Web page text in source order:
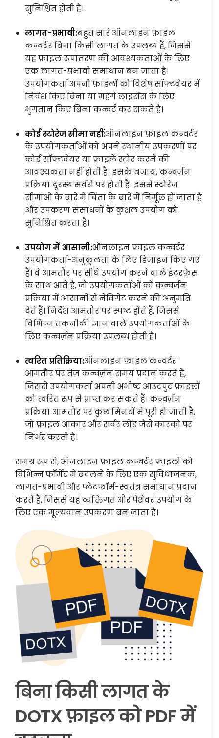
सुनिश्चित होती है।
लागत-प्रभावी:बहुत सारे ऑनलाइन फ़ाइल
कन्वर्टर बिना किसी लागत के उपलब्ध हैं, जिससे
यह फ़ाइल रूपांतरण की आवश्यकताओं के लिए
एक लागत-प्रभावी समाधान बन जाता है।
उपयोगकर्ता अपनी फ़ाइलों को विशेष सॉफ्टवेयर में
निवेश किए बिना या महंगे लाइसेंस के लिए
भुगतान किए बिना कन्वर्ट कर सकते हैं।
कोई स्टोरेज सीमा नहीं:ऑनलाइन फ़ाइल कन्वर्टर
के उपयोगकर्ताओं को अपने स्थानीय उपकरणों पर
कोई सॉफ्टवेयर या फ़ाइलें स्टोर करने की
आवश्यकता नहीं होती है। इसके बजाय, कन्वर्ज़न
प्रक्रिया दूरस्थ सर्वरों पर होती है। इससे स्टोरेज
सीमाओं के बारे में चिंता के बारे में निर्मूल हो जाता है
और उपकरण संसाधनों के कुशल उपयोग को
सुनिश्चित करता है।
उपयोग में आसानी:ऑनलाइन फ़ाइल कन्वर्टर
उपयोगकर्ता-अनुकूलता के लिए डिज़ाइन किए गए
हैं। वे आमतौर पर सीधे उपयोग करने वाले इंटरफ़ेस
के साथ आते हैं, जो उपयोगकर्ताओं को कन्वर्ज़न
प्रक्रिया में आसानी से नेविगेट करने की अनुमति
देते हैं। निर्देश आमतौर पर स्पष्ट होते हैं, जिससे
विभिन्न तकनीकी ज्ञान वाले उपयोगकर्ताओं के
लिए कन्वर्ज़न प्रक्रिया उपलब्ध होती है।
त्वरित प्रतिक्रिया:ऑनलाइन फ़ाइल कन्वर्टर
आमतौर पर तेज़ कन्वर्ज़न समय प्रदान करते हैं,
जिससे उपयोगकर्ता अपनी अभीष्ट आउटपुट फ़ाइलों
को त्वरित रूप से प्राप्त कर सकते हैं। कन्वर्ज़न
प्रक्रिया आमतौर पर कुछ मिनटों में पूरी हो जाती है,
जो फ़ाइल आकार और सर्वर लोड जैसे कारकों पर
निर्भर करती है।
समग्र रूप से, ऑनलाइन फ़ाइल कन्वर्टर फ़ाइलों को
विभिन्न फॉर्मेट में बदलने के लिए एक सुविधाजनक,
लागत-प्रभावी और प्लेटफॉर्म-स्वतंत्र समाधान प्रदान
करते हैं, जिससे यह व्यक्तिगत और पेशेवर उपयोग के
लिए एक मूल्यवान उपकरण बन जाता है।
बिना किसी लागत के
DOTX फ़ाइल को PDF में